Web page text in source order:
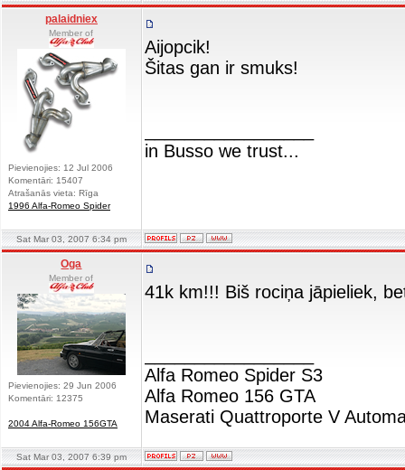
palaidniex
Member of
Pievienojies: 12 Jul 2006
Komentāri: 15407
Atrašanās vieta: Rīga
1996 Alfa-Romeo Spider
Aijopcik!
Šitas gan ir smuks!
in Busso we trust...
Sat Mar 03, 2007 6:34 pm
Oga
Member of
Pievienojies: 29 Jun 2006
Komentāri: 12375
2004 Alfa-Romeo 156GTA
41k km!!! Biš rociņa jāpieliek,
Alfa Romeo Spider S3
Alfa Romeo 156 GTA
Maserati Quattroporte V
Sat Mar 03, 2007 6:39 pm